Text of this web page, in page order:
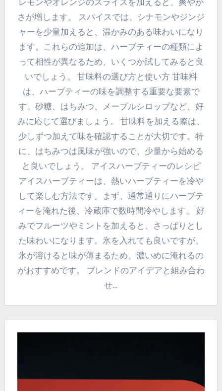
レモンやオレンジのスライスを加えると、爽やか
さが増します。 スパイスでは、シナモンやジンジ
ャーを少量加えると、温かみのある味わいになり
ます。これらの追加は、ハーブティーの種類によ
って相性が異なるため、いくつか試してみると良
いでしょう。 甘味料の選び方と使い方 甘味料
は、ハーブティーの味を調整する重要な要素で
す。砂糖、はちみつ、メープルシロップなど、好
みに応じて選びましょう。 甘味料を加える際は、
少しずつ加えて味を確認することが大切です。特
に、はちみつは風味が強いので、少量から始める
と良いでしょう。 アイスハーブティーのレシピ
アイスハーブティーは、熱いハーブティーを冷や
して楽しむ方法です。まず、通常通りにハーブテ
ィーを淹れた後、冷蔵庫で数時間冷やします。 好
みでフルーツやミントを加えると、さっぱりとし
た味わいになります。氷を入れても良いですが、
氷が溶けると味が薄まるため、濃いめに淹れるの
がおすすめです。 ブレンドのアイデアと組み合わ
せ…